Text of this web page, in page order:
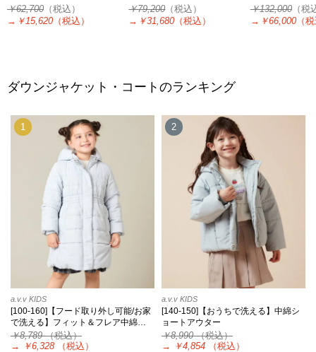
￥62,700 （税込）
→ ￥15,620 （税込）
￥79,200（税込）
→ ￥31,680 （税込）
￥132,000（税
→ ￥66,000（
ダウンジャケット・コートのランキング
1
a.v.v KIDS
[100-160]【フード取り外し可能/お家
で洗える】フィット＆フレア中綿…
￥8,789（税込）
→
￥6,328 （税込）
2
a.v.v KIDS
[140-150]【おうちで洗える】中綿シ
ョートアウター
￥8,990（税込）
→
￥4,854 （税込）